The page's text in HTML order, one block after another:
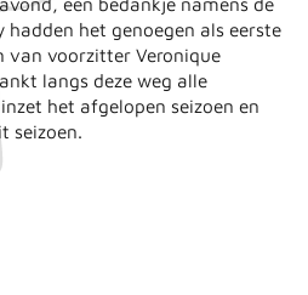
hadden het genoegen als eerste
voorzitter Veronique
langs deze weg alle
het afgelopen seizoen en
seizoen.